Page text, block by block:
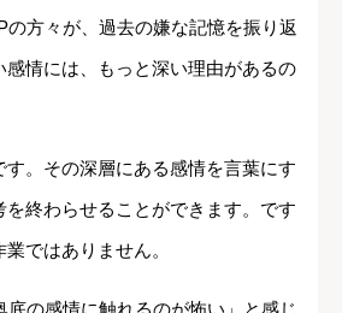
方々が、過去の嫌な記憶を振り返
感情には、もっと深い理由があるの
す。その深層にある感情を言葉にす
を終わらせることができます。です
ではありません。
底の感情に触れるのが怖い」と感じ